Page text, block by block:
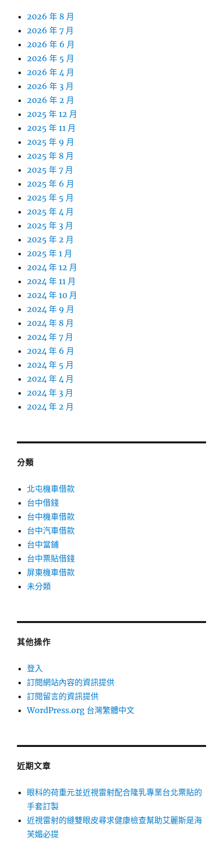
2026 年 8 月
2026 年 7 月
2026 年 6 月
2026 年 5 月
2026 年 4 月
2026 年 3 月
2026 年 2 月
2025 年 12 月
2025 年 11 月
2025 年 9 月
2025 年 8 月
2025 年 7 月
2025 年 6 月
2025 年 5 月
2025 年 4 月
2025 年 3 月
2025 年 2 月
2025 年 1 月
2024 年 12 月
2024 年 11 月
2024 年 10 月
2024 年 9 月
2024 年 8 月
2024 年 7 月
2024 年 6 月
2024 年 5 月
2024 年 4 月
2024 年 3 月
2024 年 2 月
分類
北屯機車借款
台中借錢
台中機車借款
台中汽車借款
台中當鋪
台中票貼借錢
屏東機車借款
未分類
其他操作
登入
訂閱網站內容的資訊提供
訂閱留言的資訊提供
WordPress.org 台灣繁體中文
近期文章
眼科的荷重元並近視雷射配合隆乳專業台北票貼的
手套訂製
近視雷射的縫雙眼皮尋求健康檢查幫助艾麗斯是海
芙媚必提